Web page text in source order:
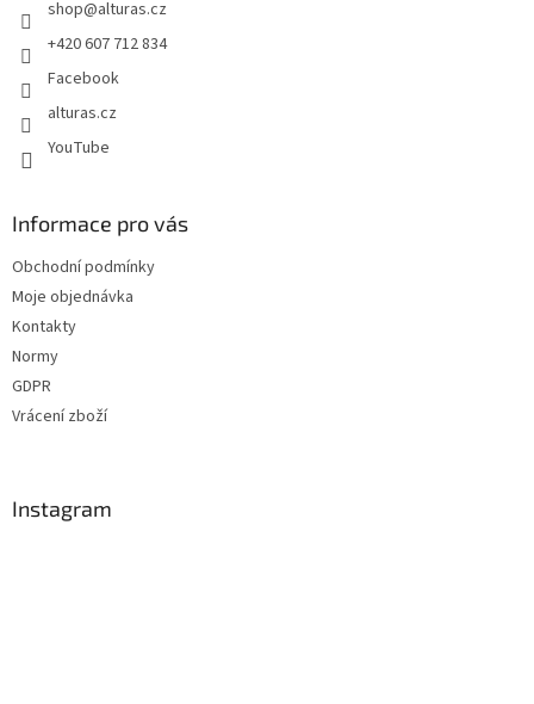
shop@alturas.cz
+420 607 712 834
Facebook
alturas.cz
YouTube
Informace pro vás
Obchodní podmínky
Moje objednávka
Kontakty
Normy
GDPR
Vrácení zboží
Instagram